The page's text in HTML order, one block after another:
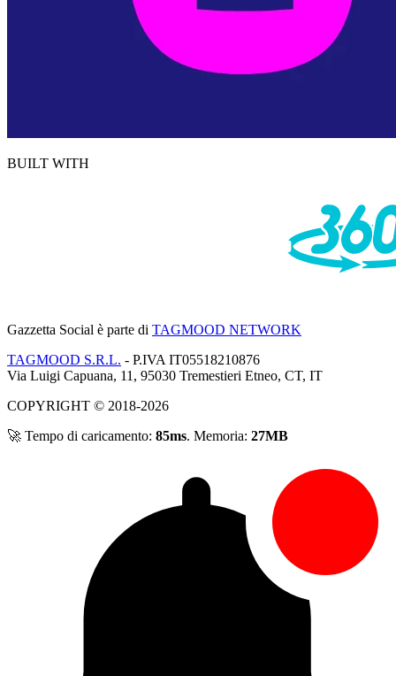
BUILT WITH
Gazzetta Social è parte di TAGMOOD NETWORK
TAGMOOD S.R.L. - P.IVA IT05518210876
Via Luigi Capuana, 11, 95030 Tremestieri Etneo, CT, IT
COPYRIGHT © 2018-2026
🚀 Tempo di caricamento: 85ms. Memoria: 27MB